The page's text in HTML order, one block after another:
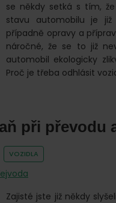
se někdy setká s tím,
stavu automobilu je již
případně opravy a
náročné, že se to již
automobil ekologicky
Proč je třeba odhlásit
při převodu
VOZIDLA
Zajisté jste již někdy